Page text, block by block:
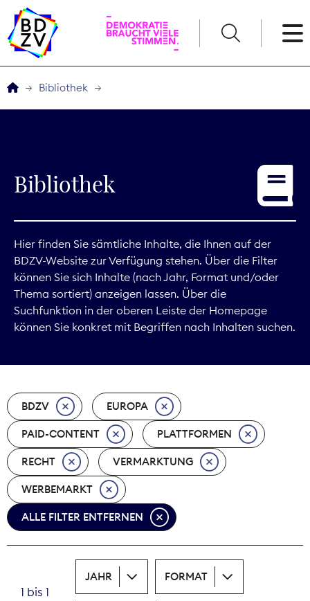
Service
Digitales
Kommunikation
Marktdaten
Nachhaltigkeit
Nachwuchs
Nova Award
Pressefreiheit
Print
Recht
Bibliothek
Bibliothek
Hier finden Sie sämtliche Inhalte, die Ihnen auf der
BDZV-Website zur Verfügung stehen. Über die Filter
können Sie sich Inhalte (nach Jahr, Format und/oder
Thema sortiert) anzeigen lassen. Über die
Suchfunktion in der oberen Leiste der Homepage
können Sie konkret mit Begriffen nach Inhalten suchen.
BDZV EUROPA
PAID-CONTENT PLATTFORMEN
RECHT VERMARKTUNG
WERBEMARKT
ALLE FILTER ENTFERNEN
1 bis 1
JAHR FORMAT